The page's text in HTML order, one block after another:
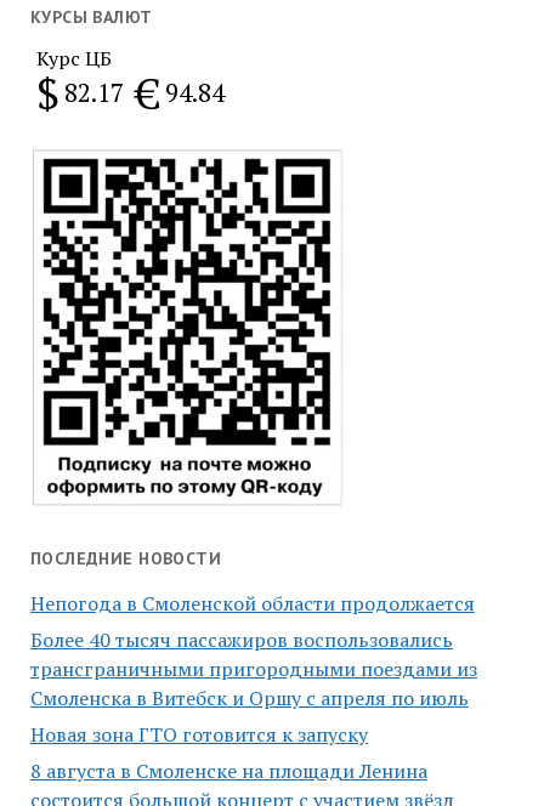
месяц
КУРСЫ ВАЛЮТ
Курс ЦБ
$ 82.17 € 94.84
ПОСЛЕДНИЕ НОВОСТИ
Непогода в Смоленской области продолжается
Более 40 тысяч пассажиров воспользовались
трансграничными пригородными поездами из
Смоленска в Витебск и Оршу с апреля по июль
Новая зона ГТО готовится к запуску
8 августа в Смоленске на площади Ленина
состоится большой концерт с участием звёзд